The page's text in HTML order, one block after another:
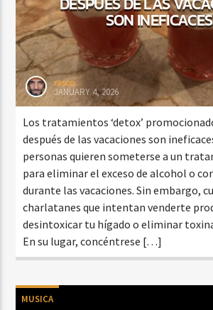
SON INEFICACES
rasco
JANUARY 4, 2026
Los tratamientos ‘detox’
después de las vacaciones son
personas quieren someterse a un
para eliminar el exceso de alcohol o
durante las vacaciones. Sin embargo,
charlatanes que intentan venderte
desintoxicar tu hígado o eliminar
En su lugar, concéntrese […]
MUSICA